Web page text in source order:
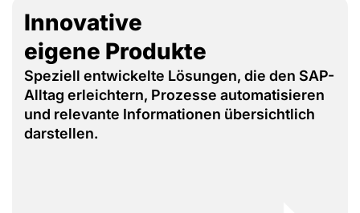
Innovative
eigene Produkte
Speziell entwickelte Lösungen, die den SAP-
Alltag erleichtern, Prozesse automatisieren
und relevante Informationen übersichtlich
darstellen.